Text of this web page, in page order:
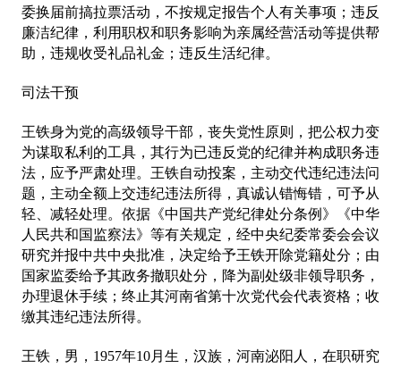
委换届前搞拉票活动，不按规定报告个人有关事项；违反
廉洁纪律，利用职权和职务影响为亲属经营活动等提供帮
助，违规收受礼品礼金；违反生活纪律。
司法干预
王铁身为党的高级领导干部，丧失党性原则，把公权力变
为谋取私利的工具，其行为已违反党的纪律并构成职务违
法，应予严肃处理。王铁自动投案，主动交代违纪违法问
题，主动全额上交违纪违法所得，真诚认错悔错，可予从
轻、减轻处理。依据《中国共产党纪律处分条例》《中华
人民共和国监察法》等有关规定，经中央纪委常委会会议
研究并报中共中央批准，决定给予王铁开除党籍处分；由
国家监委给予其政务撤职处分，降为副处级非领导职务，
办理退休手续；终止其河南省第十次党代会代表资格；收
缴其违纪违法所得。
王铁，男，1957年10月生，汉族，河南泌阳人，在职研究